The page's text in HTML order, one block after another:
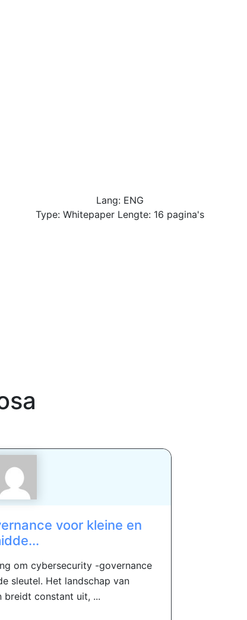
Lang: ENG
Type: Whitepaper Lengte: 16 pagina's
voor kleine en
om cybersecurity -governance
sleutel. Het landschap van
breidt constant uit, ...